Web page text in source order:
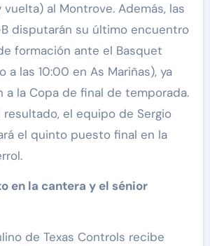
al Montrove. Además, las
disputarán su último encuentro
formación ante el Basquet
a las 10:00 en As Mariñas), ya
a la Copa de final de temporada.
resultado, el equipo de Sergio
el quinto puesto final en la
en la cantera y el sénior
de Texas Controls recibe